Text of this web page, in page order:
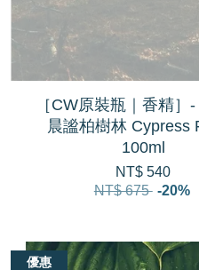
［CW原裝瓶｜香精］
晨謐柏樹林 Cypress
100ml
NT$ 540
NT$ 675 -20%
優惠